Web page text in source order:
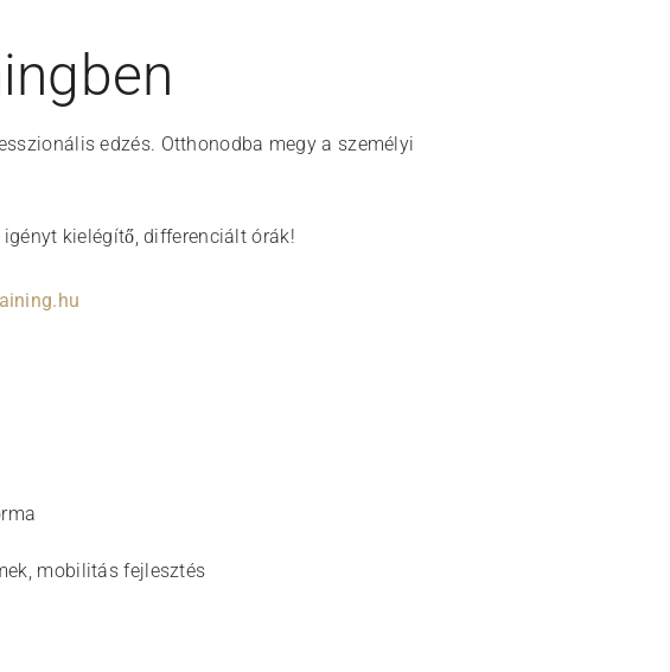
edzés. Otthonodba megy a személyi
kielégítő, differenciált órák!
mobilitás fejlesztés